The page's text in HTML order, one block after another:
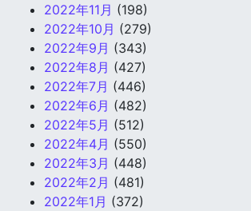
2022年11月 (198)
2022年10月 (279)
2022年9月 (343)
2022年8月 (427)
2022年7月 (446)
2022年6月 (482)
2022年5月 (512)
2022年4月 (550)
2022年3月 (448)
2022年2月 (481)
2022年1月 (372)